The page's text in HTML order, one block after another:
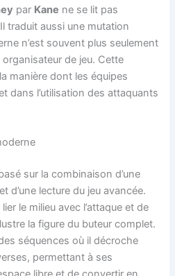
par Kane ne se lit pas
traduit aussi une mutation
n’est souvent plus seulement
de jeu. Cette
manière dont les équipes
dans l’utilisation des attaquants
sur la combinaison d’une
d’une lecture du jeu avancée.
le milieu avec l’attaque et de
la figure du buteur complet.
séquences où il décroche
permettant à ses